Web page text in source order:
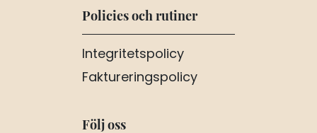
Policies och rutiner
Integritetspolicy
Faktureringspolicy
Följ oss